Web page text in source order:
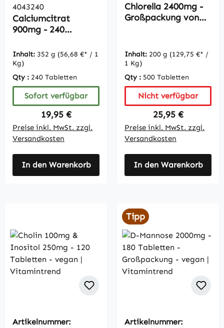
4043240
Calciumcitrat
900mg - 240
organisch -
Reinsubstanz -
vegan |
Vitamintrend
Inhalt: 352 g (56,68 €* / 1
Kg)
Qty : 240 Tabletten
Sofort verfügbar
Regulärer Preis:
19,95 €
Preise inkl. MwSt. zzgl.
Versandkosten
In den Warenkorb
Chlorella 2400mg -
Großpackung von
Reinsubstanz -
vegan |
Vitamintrend
Inhalt: 200 g (129,75 €* /
1 Kg)
Qty : 500 Tabletten
Nicht verfügbar
Regulärer Preis:
25,95 €
Preise inkl. MwSt. zzgl.
Versandkosten
In den Warenkorb
Artikelnummer:
Tipp
Artikelnummer: